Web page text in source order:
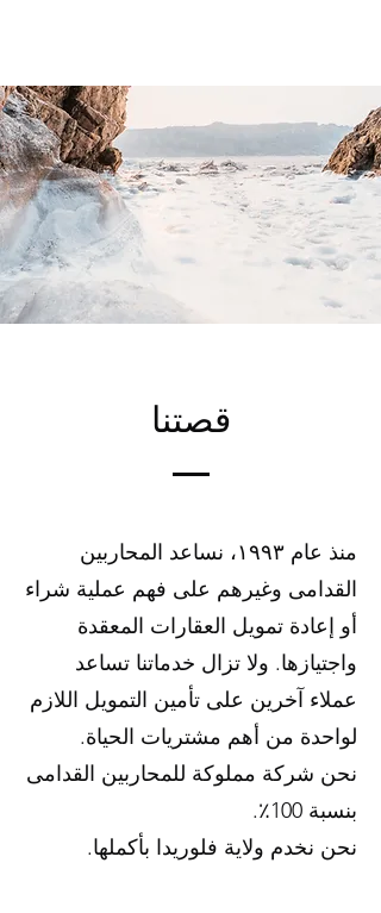
قصتنا
منذ عام ١٩٩٣، نساعد المحاربين
القدامى وغيرهم على فهم عملية شراء
أو إعادة تمويل العقارات المعقدة
واجتيازها. ولا تزال خدماتنا تساعد
عملاء آخرين على تأمين التمويل اللازم
لواحدة من أهم مشتريات الحياة.
نحن شركة مملوكة للمحاربين القدامى
بنسبة 100٪.
نحن نخدم ولاية فلوريدا بأكملها.